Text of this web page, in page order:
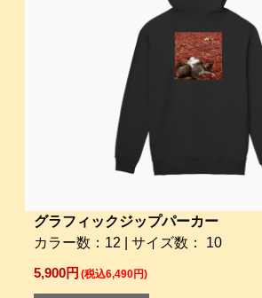
グラフィックジップパーカー
カラー数：12 | サイズ数： 10
5,900円 (税込6,490円)